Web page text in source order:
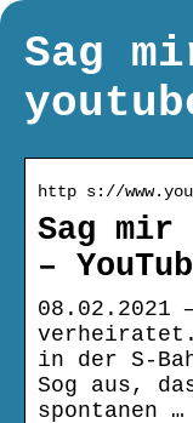
Sag
http s://
Sag mir
–
verheiratet.
in der S-
Sog aus,
spontanen …